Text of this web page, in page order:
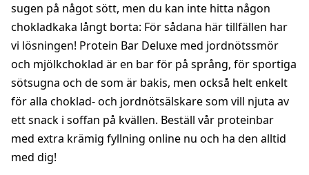
sugen på något sött, men du kan inte hitta någon
chokladkaka långt borta: För sådana här tillfällen har
vi lösningen! Protein Bar Deluxe med jordnötssmör
och mjölkchoklad är en bar för på språng, för sportiga
sötsugna och de som är bakis, men också helt enkelt
för alla choklad- och jordnötsälskare som vill njuta av
ett snack i soffan på kvällen. Beställ vår proteinbar
med extra krämig fyllning online nu och ha den alltid
med dig!